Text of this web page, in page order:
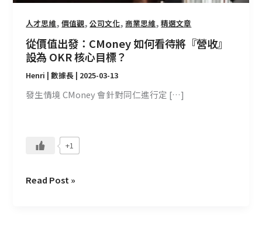
人才思維,價值觀,公司文化,商業思維,精選文章
從價值出發：CMoney 如何看待將『營收』
設為 OKR 核心目標？
Henri | 數據長 | 2025-03-13
發生情境 CMoney 會針對同仁進行定 […]
+1
『營
收』
為
OKR
核
心
Read Post »